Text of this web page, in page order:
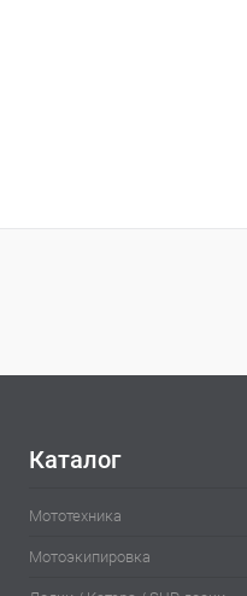
Каталог
Мототехника
Мотоэкипировка